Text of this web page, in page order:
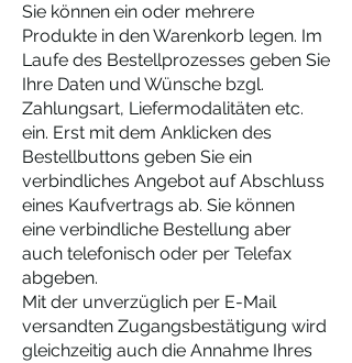
Sie können ein oder mehrere
Produkte in den Warenkorb legen. Im
Laufe des Bestellprozesses geben Sie
Ihre Daten und Wünsche bzgl.
Zahlungsart, Liefermodalitäten etc.
ein. Erst mit dem Anklicken des
Bestellbuttons geben Sie ein
verbindliches Angebot auf Abschluss
eines Kaufvertrags ab. Sie können
eine verbindliche Bestellung aber
auch telefonisch oder per Telefax
abgeben.
Mit der unverzüglich per E-Mail
versandten Zugangsbestätigung wird
gleichzeitig auch die Annahme Ihres